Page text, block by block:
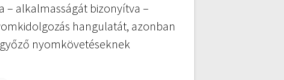
– alkalmasságát bizonyítva –
hangulatát, azonban
nyomkövetéseknek